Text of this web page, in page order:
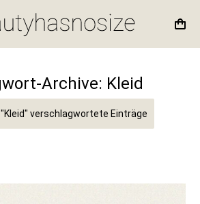
Archive: Kleid
hier:verschlagwortete Einträge